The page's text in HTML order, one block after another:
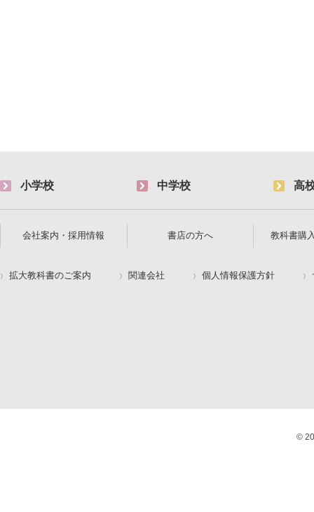
小学校 中学校 高
会社案内・採用情報 書店の方へ 教科書購
拡大教科書のご案内 関連会社 個人情報保護方針
©